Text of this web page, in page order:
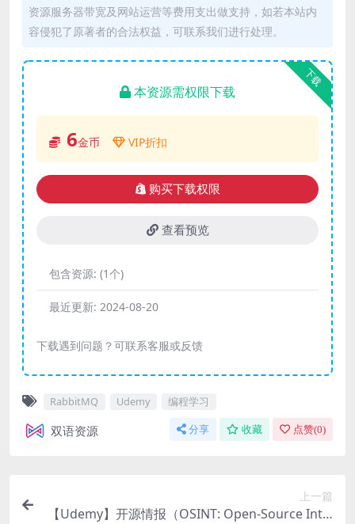
资源服务器带宽及网站运营等费用支出做支持，如若本站内
容侵犯了原著者的合法权益，可联系我们进行处理。
下载
本资源需权限下载
6金币 VIP折扣
购买下载权限
查看预览
包含资源: (1个)
最近更新: 2024-08-20
下载遇到问题？可联系客服或反馈
RabbitMQ Udemy 编程学习
双语资源 分享 收藏 点赞(0)
上一篇
【Udemy】开源情报（OSINT: Open-Source Intel